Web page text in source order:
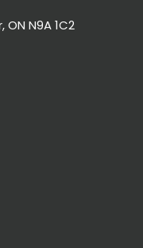
N9A 1C2